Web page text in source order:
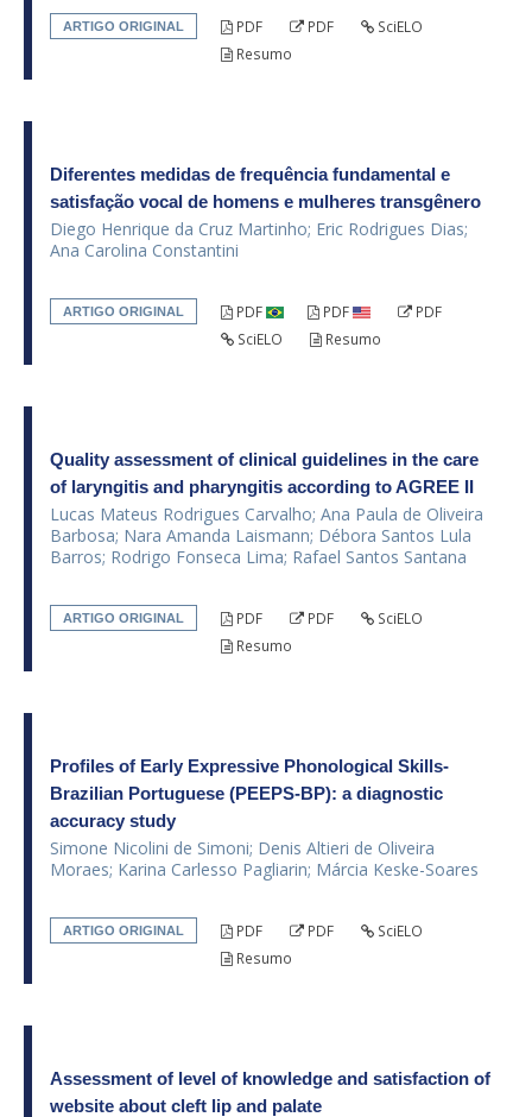
ARTIGO ORIGINAL PDF PDF
SciELO
Resumo
Diferentes medidas de frequência fundamental e
satisfação vocal de homens e mulheres transgênero
Diego Henrique da Cruz Martinho; Eric Rodrigues Dias;
Ana Carolina Constantini
ARTIGO ORIGINAL PDF PDF
PDF
SciELO
Resumo
Quality assessment of clinical guidelines in the care
of laryngitis and pharyngitis according to AGREE II
Lucas Mateus Rodrigues Carvalho; Ana Paula de Oliveira
Barbosa; Nara Amanda Laismann; Débora Santos Lula
Barros; Rodrigo Fonseca Lima; Rafael Santos Santana
ARTIGO ORIGINAL PDF PDF
SciELO
Resumo
Profiles of Early Expressive Phonological Skills-
Brazilian Portuguese (PEEPS-BP): a diagnostic
accuracy study
Simone Nicolini de Simoni; Denis Altieri de Oliveira
Moraes; Karina Carlesso Pagliarin; Márcia Keske-Soares
ARTIGO ORIGINAL PDF PDF
SciELO
Resumo
Assessment of level of knowledge and satisfaction of
website about cleft lip and palate